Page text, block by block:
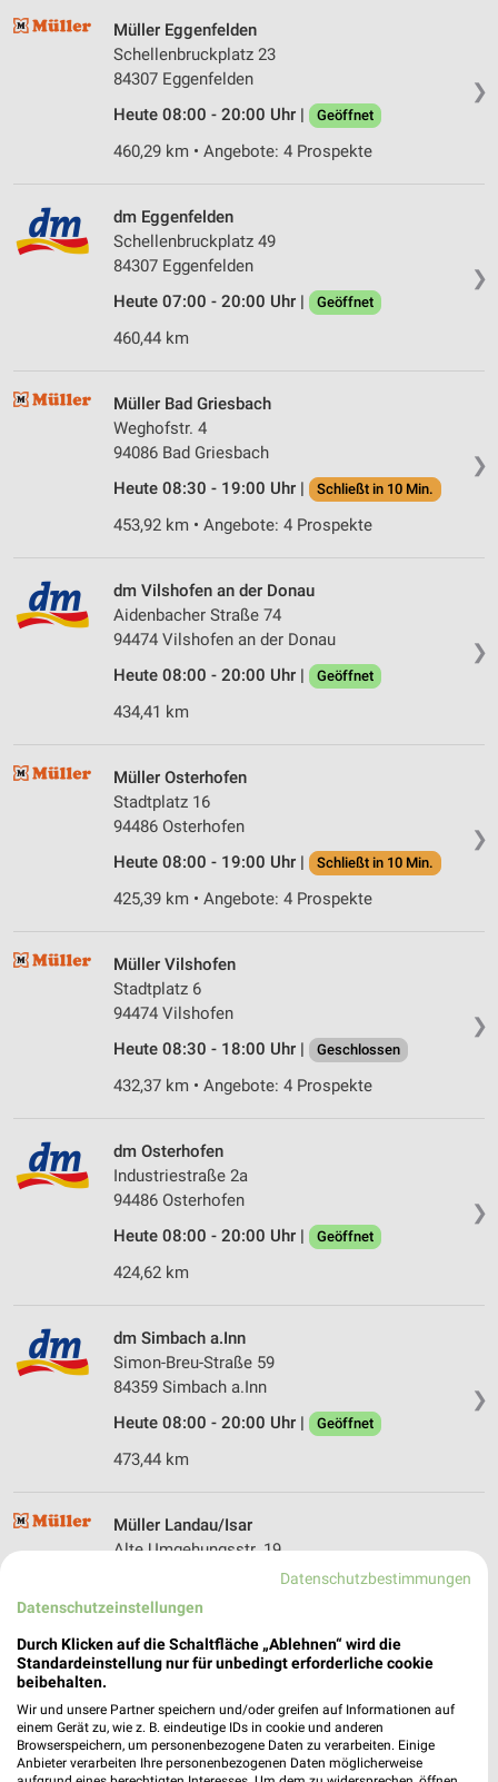
❯
Müller Eggenfelden
Schellenbruckplatz 23
84307 Eggenfelden
Heute 08:00 - 20:00 Uhr |
Geöffnet
460,29 km • Angebote: 4 Prospekte
❯
dm Eggenfelden
Schellenbruckplatz 49
84307 Eggenfelden
Heute 07:00 - 20:00 Uhr |
Geöffnet
460,44 km
❯
Müller Bad Griesbach
Weghofstr. 4
94086 Bad Griesbach
Heute 08:30 - 19:00 Uhr |
Schließt in 10 Min.
453,92 km • Angebote: 4 Prospekte
❯
dm Vilshofen an der Donau
Aidenbacher Straße 74
94474 Vilshofen an der Donau
Heute 08:00 - 20:00 Uhr |
Geöffnet
434,41 km
❯
Müller Osterhofen
Stadtplatz 16
94486 Osterhofen
Heute 08:00 - 19:00 Uhr |
Schließt in 10 Min.
425,39 km • Angebote: 4 Prospekte
❯
Müller Vilshofen
Stadtplatz 6
94474 Vilshofen
Heute 08:30 - 18:00 Uhr |
Geschlossen
432,37 km • Angebote: 4 Prospekte
❯
dm Osterhofen
Industriestraße 2a
94486 Osterhofen
Heute 08:00 - 20:00 Uhr |
Geöffnet
424,62 km
❯
dm Simbach a.Inn
Simon-Breu-Straße 59
84359 Simbach a.Inn
Heute 08:00 - 20:00 Uhr |
Geöffnet
473,44 km
Müller Landau/Isar
Alte Umgehungsstr. 19
Heute 08:00 - 20:00 Uhr |
431,05 km • Angebote: 4 Prospekte
Rossmann Simbach
Bahnhofstr. 9
84359 Simbach
Datenschutzbestimmungen
Datenschutzeinstellungen
Durch Klicken auf die Schaltfläche „Ablehnen“ wird die
Standardeinstellung nur für unbedingt erforderliche cookie
beibehalten.
Wir und unsere Partner speichern und/oder greifen auf Informationen auf
einem Gerät zu, wie z. B. eindeutige IDs in cookie und anderen
Browserspeichern, um personenbezogene Daten zu verarbeiten. Einige
Anbieter verarbeiten Ihre personenbezogenen Daten möglicherweise